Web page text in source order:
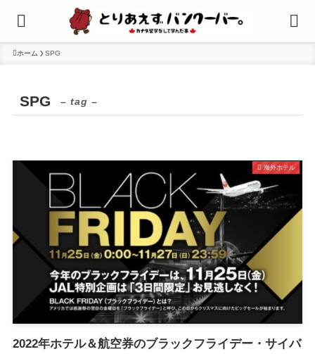
ホーム SPG
SPG – tag –
海外ホテル
2022年ホテル＆航空券のブラックフライデー・サイバ